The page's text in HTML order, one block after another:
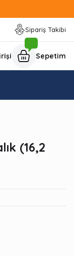
Sipariş Takibi
Sepetim
(16,2